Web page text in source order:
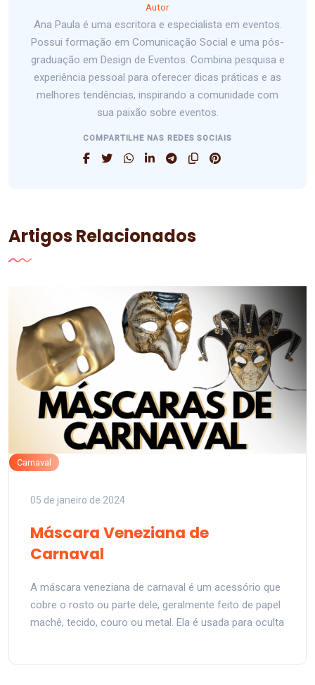
Autor
Ana Paula é uma escritora e especialista em eventos.
Possui formação em Comunicação Social e uma pós-
graduação em Design de Eventos. Combina pesquisa e
experiência pessoal para oferecer dicas práticas e as
melhores tendências, inspirando a comunidade com
sua paixão sobre eventos.
COMPARTILHE NAS REDES SOCIAIS
Artigos Relacionados
Carnaval
05 de janeiro de 2024
Máscara Veneziana de
Carnaval
A máscara veneziana de carnaval é um acessório que
cobre o rosto ou parte dele, geralmente feito de papel
machê, tecido, couro ou metal. Ela é usada para oculta